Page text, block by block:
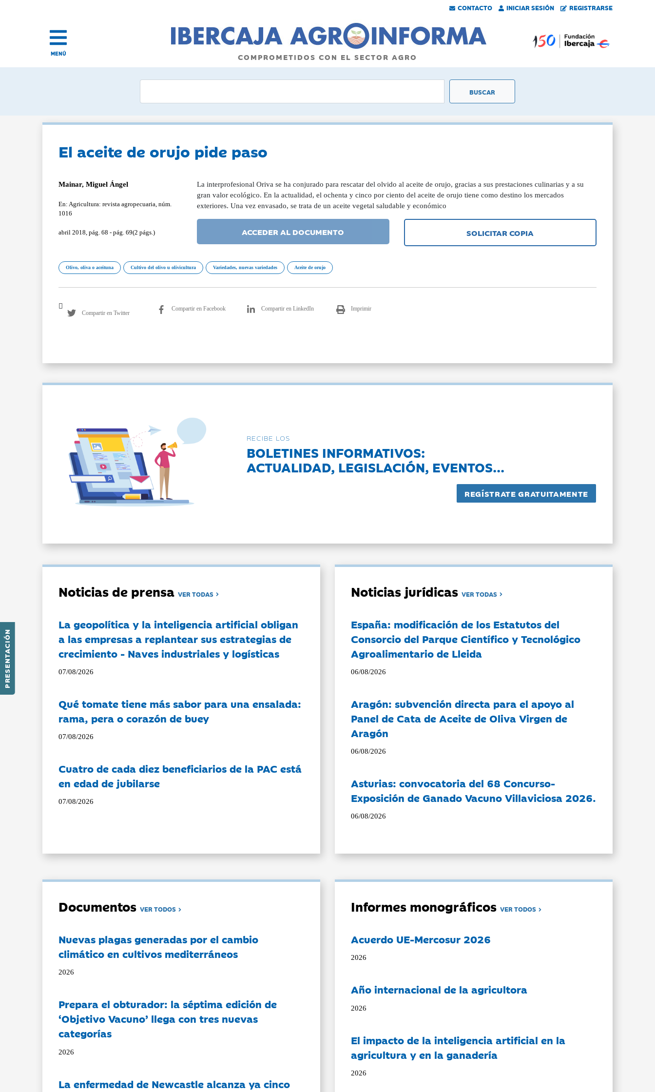
CONTACTO INICIAR SESIÓN REGISTRARSE
PRESENTACIÓN
MENÚ COMPROMETIDOS CON EL SECTOR AGRO
El aceite de orujo pide paso
Mainar, Miguel Ángel
En: Agricultura: revista agropecuaria, núm.
1016
abril 2018, pág. 68 - pág. 69(2 págs.)
La interprofesional Oriva se ha conjurado para rescatar del olvido al aceite de orujo, gracias a sus prestaciones culinarias y a su
gran valor ecológico. En la actualidad, el ochenta y cinco por ciento del aceite de orujo tiene como destino los mercados
exteriores. Una vez envasado, se trata de un aceite vegetal saludable y económico
ACCEDER AL DOCUMENTO SOLICITAR COPIA
Olivo, oliva o aceituna Cultivo del olivo u olivicultura Variedades, nuevas variedades Aceite de orujo
Compartir en Twitter
Compartir en Facebook Compartir en LinkedIn Imprimir
RECIBE LOS
BOLETINES INFORMATIVOS:
ACTUALIDAD, LEGISLACIÓN, EVENTOS...
Noticias de prensaVER TODAS
La geopolítica y la inteligencia artificial obligan
a las empresas a replantear sus estrategias de
crecimiento - Naves industriales y logísticas
07/08/2026
Qué tomate tiene más sabor para una ensalada:
rama, pera o corazón de buey
07/08/2026
Cuatro de cada diez beneficiarios de la PAC está
en edad de jubilarse
07/08/2026
Noticias jurídicasVER TODAS
España: modificación de los Estatutos del
Consorcio del Parque Científico y Tecnológico
Agroalimentario de Lleida
06/08/2026
Aragón: subvención directa para el apoyo al
Panel de Cata de Aceite de Oliva Virgen de
Aragón
06/08/2026
Asturias: convocatoria del 68 Concurso-
Exposición de Ganado Vacuno Villaviciosa 2026.
06/08/2026
DocumentosVER TODOS
Nuevas plagas generadas por el cambio
climático en cultivos mediterráneos
2026
Prepara el obturador: la séptima edición de
‘Objetivo Vacuno’ llega con tres nuevas
categorías
2026
La enfermedad de Newcastle alcanza ya cinco
Informes monográficosVER TODOS
Acuerdo UE-Mercosur 2026
2026
Año internacional de la agricultora
2026
El impacto de la inteligencia artificial en la
agricultura y en la ganadería
2026